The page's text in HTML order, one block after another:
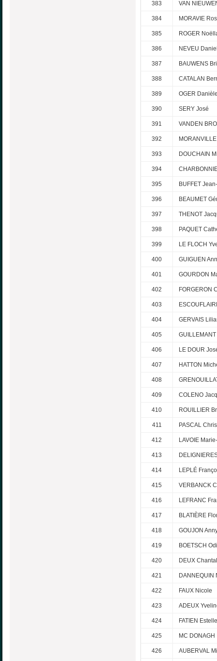
383 VAN
384 MORAVIE
385 ROGER
386 NEVEU
387 BAUWENS
388 CATALAN
389 OGER
390 SERY José
391 VANDEN
392
393 DOUCHAIN
394
395 BUFFET
396 BEAUMET
397 THENOT
398 PAQUET
399 LE FLOCH
400 GUIGUEN
401 GOURDON
402 FORGERON
403
404 GERVAIS
405
406 LE DOUR
407 HATTON
408
409 COLENO
410 ROUILLIER
411 PASCAL
412 LAVOIE
413
414 LEPLÉ
415 VERBANCK
416 LEFRANC
417 BLATIÈRE
418 GOUJON
419 BOETSCH
420 DEUX Chantal
421 DANNEQUIN
422 FAUX Nicole
423 ADEUX
424 FATIEN Estelle
425 MC DONAGH
426 AUBERVAL